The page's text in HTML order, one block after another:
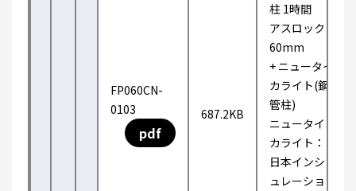
FP060CN-
0103
pdf
687.2KB
柱 1時間
アスロック
60mm
+ ニュータイ
カライト(鋼
管柱)
ニュータイ
カライト：
日本インシ
ュレーショ